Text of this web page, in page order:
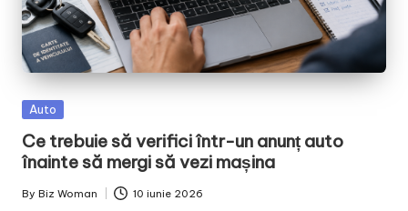
Posted
Auto
Ce trebuie să verifici într-un anunț auto
înainte să mergi să vezi mașina
Posted
By Biz Woman 10 iunie 2026